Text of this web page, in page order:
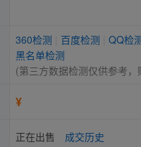
360检测 百度检测
QQ检
黑名单检测
(第三方数据检测仅供参考
¥
正在出售 成交历史